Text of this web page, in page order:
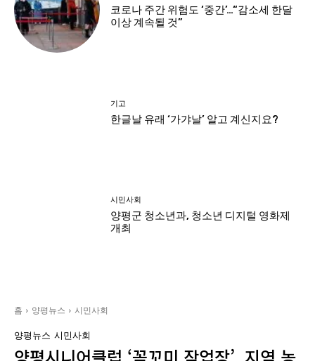
코로나 주간 위험도 ‘중간’…“감소세 한달
이상 계속될 것”
기고
한글날 유래 ‘가갸날’ 알고 계신지요?
시민사회
양평군 청소년과, 청소년 디지털 영화제
개최